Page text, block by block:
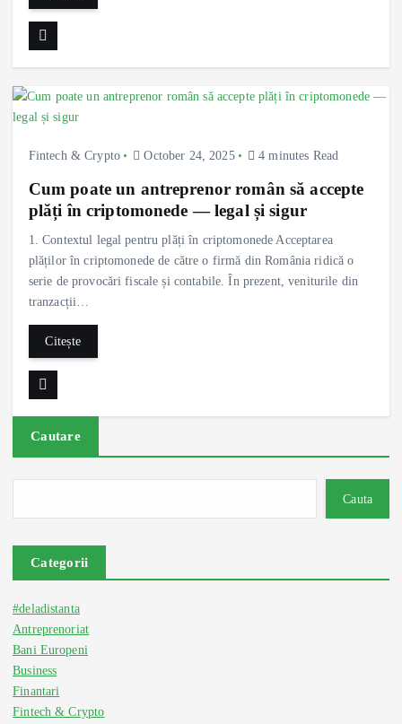
Fintech & Crypto October 24, 2025 4 minutes Read
Cum poate un antreprenor român să accepte
plăți în criptomonede — legal și sigur
1. Contextul legal pentru plăți în criptomonede Acceptarea
plăților în criptomonede de către o firmă din România ridică o
serie de provocări fiscale și contabile. În prezent, veniturile din
tranzacții…
Citește
Cautare
Cauta
Categorii
#deladistanta
Antreprenoriat
Bani Europeni
Business
Finantari
Fintech & Crypto